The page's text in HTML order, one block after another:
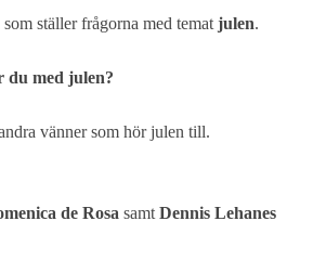
som ställer frågorna med temat julen.
du med julen?
vänner som hör julen till.
de Rosa samt Dennis Lehanes